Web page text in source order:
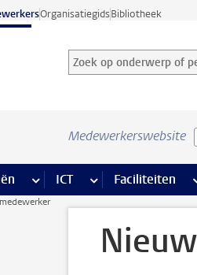
OrganisatiegidsBibliotheek
Zoek op onderwerp of
Zoekterm
Medewerkerswebsite
meer Financiën pagina’s
ICT meer ICT pagina’s
Faciliteiten